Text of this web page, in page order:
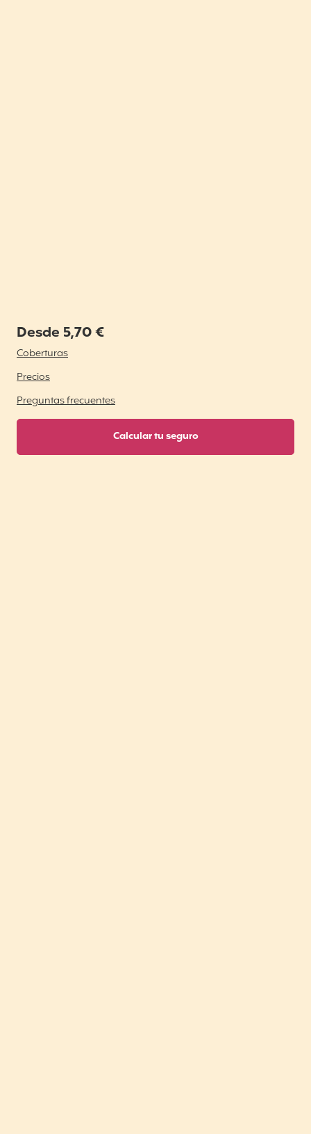
Desde 5,70 €
Coberturas
Precios
Preguntas frecuentes
Calcular tu seguro